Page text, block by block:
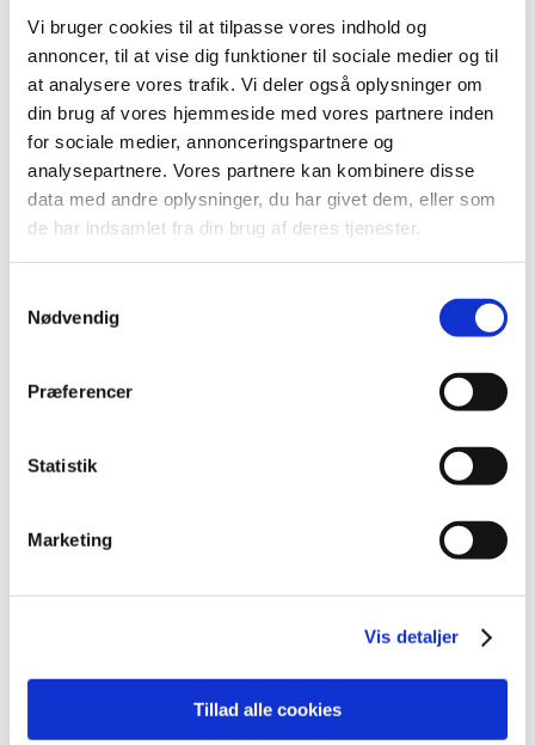
Vi bruger cookies til at tilpasse vores indhold og
annoncer, til at vise dig funktioner til sociale medier og til
at analysere vores trafik. Vi deler også oplysninger om
din brug af vores hjemmeside med vores partnere inden
for sociale medier, annonceringspartnere og
analysepartnere. Vores partnere kan kombinere disse
data med andre oplysninger, du har givet dem, eller som
de har indsamlet fra din brug af deres tjenester.
Nødvendig
Præferencer
Statistik
Marketing
Vis detaljer
Tillad alle cookies
modtagelse af ansøgninger vedr.
virksomhedstilladelser i 2025
|17. november 2025|
Ansøgninger om virksomhedstilladelser skal være
modtaget senest den 15. december 2025, hvis…
Ledig bevilling til Slagelse Rådhus Apotek
1. april 2026. Bevillingen er opslået ledig efter Lov om…
stoffer
Indberetningsskemaer for 2025 til årlig indberetning af
euforiserende stoffer samt opdateret vejledning til
…
Falske e-mails med misbrug af
Lægemiddelstyrelsen er blevet opmærksom på, at der i
Nyhedsbrev fra tilknytning